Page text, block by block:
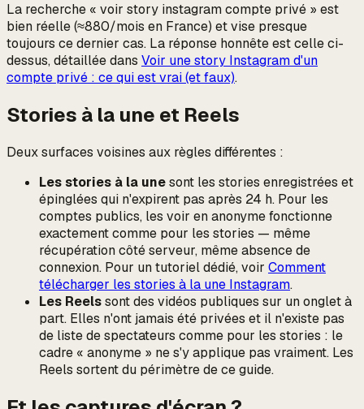
La recherche « voir story instagram compte privé » est
bien réelle (≈880/mois en France) et vise presque
toujours ce dernier cas. La réponse honnête est celle ci-
dessus, détaillée dans Voir une story Instagram d'un
compte privé : ce qui est vrai (et faux).
Stories à la une et Reels
Deux surfaces voisines aux règles différentes :
Les stories à la unesont les stories enregistrées et
épinglées qui n'expirent pas après 24 h. Pour les
comptes publics, les voir en anonyme fonctionne
exactement comme pour les stories — même
récupération côté serveur, même absence de
connexion. Pour un tutoriel dédié, voir Comment
télécharger les stories à la une Instagram.
Les Reelssont des vidéos publiques sur un onglet à
part. Elles n'ont jamais été privées et il n'existe pas
de liste de spectateurs comme pour les stories : le
cadre « anonyme » ne s'y applique pas vraiment. Les
Reels sortent du périmètre de ce guide.